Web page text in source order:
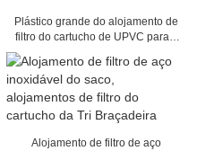
Plástico grande do alojamento de
filtro do cartucho de UPVC para o
Alojamento de filtro de aço